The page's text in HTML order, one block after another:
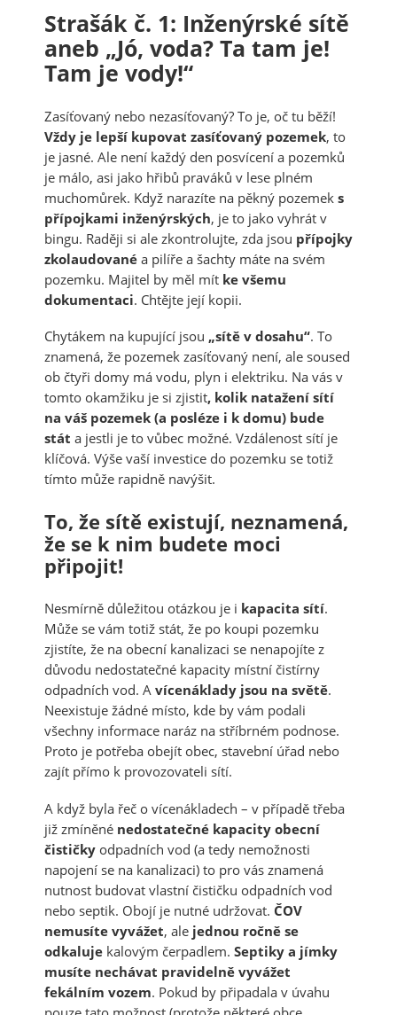
Strašák č. 1: Inženýrské sítě
aneb „Jó, voda? Ta tam je!
Tam je vody!“
Zasíťovaný nebo nezasíťovaný? To je, oč tu běží!
Vždy je lepší kupovat zasíťovaný pozemek, to
je jasné. Ale není každý den posvícení a pozemků
je málo, asi jako hřibů praváků v lese plném
muchomůrek. Když narazíte na pěkný pozemek s
přípojkami inženýrských, je to jako vyhrát v
bingu. Raději si ale zkontrolujte, zda jsou přípojky
zkolaudované a pilíře a šachty máte na svém
pozemku. Majitel by měl mít ke všemu
dokumentaci. Chtějte její kopii.
Chytákem na kupující jsou „sítě v dosahu“. To
znamená, že pozemek zasíťovaný není, ale soused
ob čtyři domy má vodu, plyn i elektriku. Na vás v
tomto okamžiku je si zjistit, kolik natažení sítí
na váš pozemek (a posléze i k domu) bude
stát a jestli je to vůbec možné. Vzdálenost sítí je
klíčová. Výše vaší investice do pozemku se totiž
tímto může rapidně navýšit.
To, že sítě existují, neznamená,
že se k nim budete moci
připojit!
Nesmírně důležitou otázkou je i kapacita sítí.
Může se vám totiž stát, že po koupi pozemku
zjistíte, že na obecní kanalizaci se nenapojíte z
důvodu nedostatečné kapacity místní čistírny
odpadních vod. A vícenáklady jsou na světě.
Neexistuje žádné místo, kde by vám podali
všechny informace naráz na stříbrném podnose.
Proto je potřeba obejít obec, stavební úřad nebo
zajít přímo k provozovateli sítí.
A když byla řeč o vícenákladech – v případě třeba
již zmíněné nedostatečné kapacity obecní
čističky odpadních vod (a tedy nemožnosti
napojení se na kanalizaci) to pro vás znamená
nutnost budovat vlastní čističku odpadních vod
nebo septik. Obojí je nutné udržovat. ČOV
nemusíte vyvážet, ale jednou ročně se
odkaluje kalovým čerpadlem. Septiky a jímky
musíte nechávat pravidelně vyvážet
fekálním vozem. Pokud by připadala v úvahu